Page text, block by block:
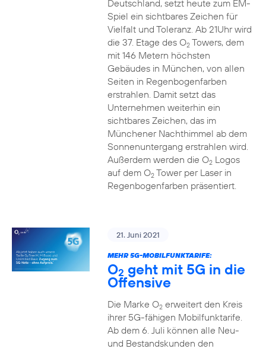
Deutschland, setzt heute zum EM-
Spiel ein sichtbares Zeichen für
Vielfalt und Toleranz. Ab 21Uhr wird
die 37. Etage des O2Towers, dem
mit 146 Metern höchsten
Gebäudes in München, von allen
Seiten in Regenbogenfarben
erstrahlen. Damit setzt das
Unternehmen weiterhin ein
sichtbares Zeichen, das im
Münchener Nachthimmel ab dem
Sonnenuntergang erstrahlen wird.
Außerdem werden die O2Logos
auf dem O2Tower per Laser in
Regenbogenfarben präsentiert.
21. Juni 2021
MEHR 5G-MOBILFUNKTARIFE:
O2 geht mit 5G in die
Offensive
Die Marke O2erweitert den Kreis
ihrer 5G-fähigen Mobilfunktarife.
Ab dem 6. Juli können alle Neu-
und Bestandskunden den